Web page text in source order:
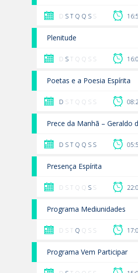
D ST Q Q S S
Plenitude
D S T Q Q S S
Poetas e a Poesia Espírita
D S T Q Q S S
Prece da Manhã – Geraldo
D ST Q Q S S
Presença Espírita
D S T Q Q S S
Programa Mediunidades
D S T Q Q S S
Programa Vem Participar